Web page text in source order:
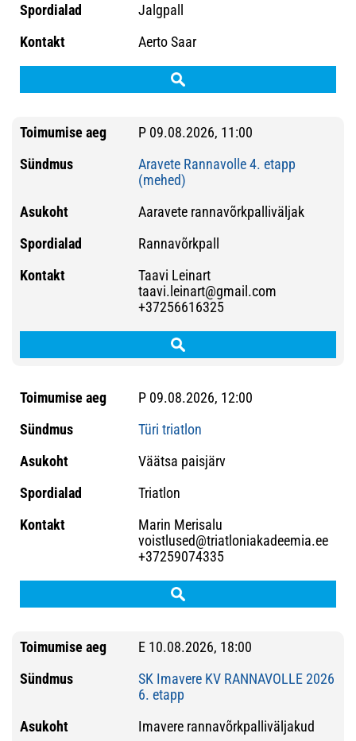
Jalgpall
Aerto Saar
P 09.08.2026, 11:00
Aravete Rannavolle 4. etapp
(mehed)
Aaravete rannavõrkpalliväljak
Rannavõrkpall
Taavi Leinart
taavi.leinart@gmail.com
+37256616325
P 09.08.2026, 12:00
Türi triatlon
Väätsa paisjärv
Triatlon
Marin Merisalu
voistlused@triatloniakadeemia.ee
+37259074335
E 10.08.2026, 18:00
SK Imavere KV RANNAVOLLE 2026
6. etapp
Imavere rannavõrkpalliväljakud